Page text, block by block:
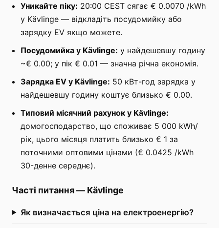
Уникайте піку: 20:00 CEST сягає € 0.0070 /kWh
у Kävlinge — відкладіть посудомийку або
зарядку EV якщо можете.
Посудомийка у Kävlinge: у найдешевшу годину
~€ 0.00; у пік € 0.01 — значна річна економія.
Зарядка EV у Kävlinge: 50 кВт-год зарядка у
найдешевшу годину коштує близько € 0.00.
Типовий місячний рахунок у Kävlinge:
домогосподарство, що споживає 5 000 kWh/
рік, цього місяця платить близько € 1 за
поточними оптовими цінами (€ 0.0425 /kWh
30-денне середнє).
Часті питання— Kävlinge
Як визначається ціна на електроенергію?